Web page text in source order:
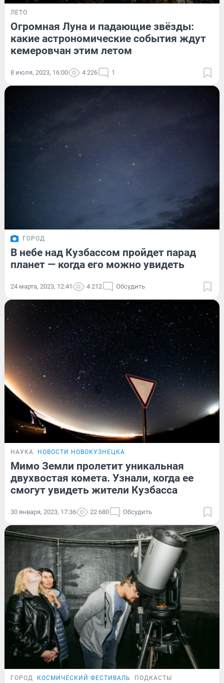
ЛЕТО
Огромная Луна и падающие звёзды:
какие астрономические события ждут
кемеровчан этим летом
8 июля, 2023, 16:00 4 226 1
ГОРОД
В небе над Кузбассом пройдет парад
планет — когда его можно увидеть
24 марта, 2023, 12:41 4 212 Обсудить
НАУКА НОВОСТИ НОВОКУЗНЕЦКА
Мимо Земли пролетит уникальная
двухвостая комета. Узнали, когда ее
смогут увидеть жители Кузбасса
30 января, 2023, 17:36 22 680 Обсудить
ГОРОД КОСМИЧЕСКИЙ ФЕСТИВАЛЬ ПОДКАСТЫ